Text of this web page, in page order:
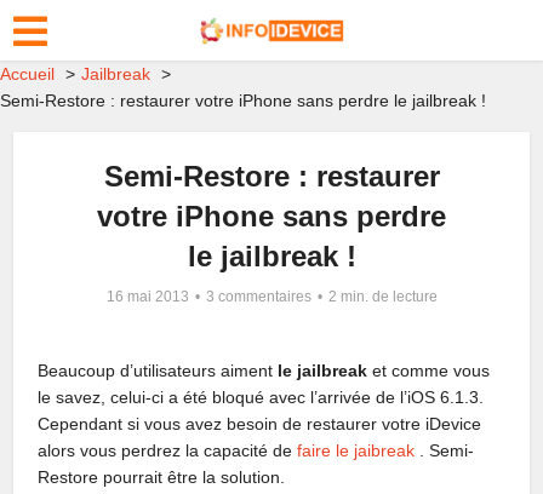
Accueil
Jailbreak
Semi-Restore : restaurer votre iPhone sans perdre le jailbreak !
Semi-Restore : restaurer
votre iPhone sans perdre
le jailbreak !
16 mai 2013 3 commentaires 2 min. de lecture
Beaucoup d’utilisateurs aiment le jailbreak et comme vous
le savez, celui-ci a été bloqué avec l’arrivée de l’iOS 6.1.3.
Cependant si vous avez besoin de restaurer votre iDevice
alors vous perdrez la capacité defaire le jaibreak . Semi-
Restore pourrait être la solution.